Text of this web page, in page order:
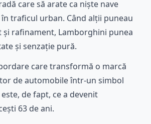
care să arate ca niște nave
traficul urban. Când alții puneau
rafinament, Lamborghini punea
și senzație pură.
care transformă o marcă
de automobile într-un simbol
de fapt, ce a devenit
63 de ani.